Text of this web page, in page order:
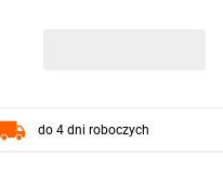
do 4 dni roboczych